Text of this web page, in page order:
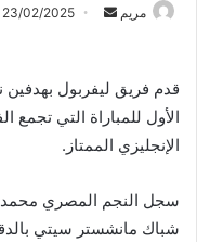
مريم
أرسل 23/02/2025
قدم فريق ليفربول
الأول للمباراة التي
الإنجليزي الممتاز.
سجل النجم المصري محمد